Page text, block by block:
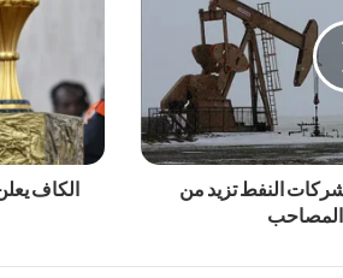
النفط تزيد من
المصاحب